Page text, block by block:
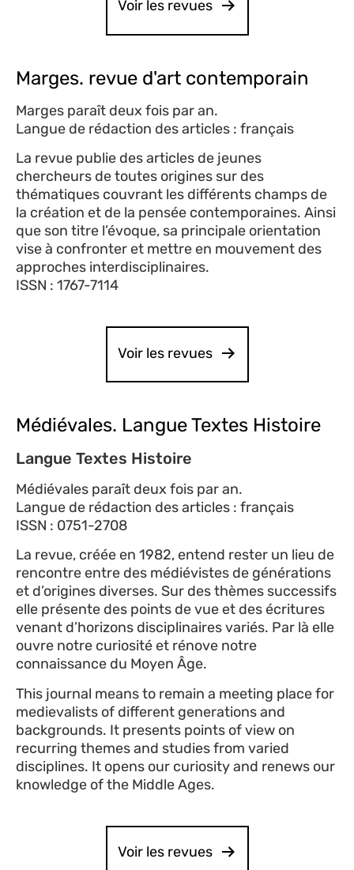
Voir les revues
Marges. revue d'art contemporain
Marges paraît deux fois par an.
Langue de rédaction des articles : français
La revue publie des articles de jeunes
chercheurs de toutes origines sur des
thématiques couvrant les différents champs de
la création et de la pensée contemporaines. Ainsi
que son titre l’évoque, sa principale orientation
vise à confronter et mettre en mouvement des
approches interdisciplinaires.
ISSN : 1767-7114
Voir les revues
Médiévales. Langue Textes Histoire
Langue Textes Histoire
Médiévales paraît deux fois par an.
Langue de rédaction des articles : français
ISSN : 0751-2708
La revue, créée en 1982, entend rester un lieu de
rencontre entre des médiévistes de générations
et d’origines diverses. Sur des thèmes successifs
elle présente des points de vue et des écritures
venant d’horizons disciplinaires variés. Par là elle
ouvre notre curiosité et rénove notre
connaissance du Moyen Âge.
This journal means to remain a meeting place for
medievalists of different generations and
backgrounds. It presents points of view on
recurring themes and studies from varied
disciplines. It opens our curiosity and renews our
knowledge of the Middle Ages.
Voir les revues